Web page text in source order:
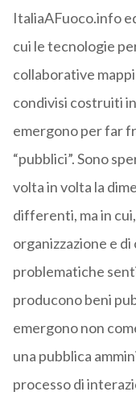
ItaliaAFuoco.info
cui le tecnologie
collaborative
condivisi costruiti
emergono per far
“pubblici”. Sono
volta in volta la
differenti, ma in
organizzazione e
problematiche
producono beni
emergono non
una pubblica
processo di